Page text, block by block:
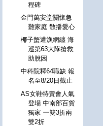
程碑
金門萬安堂關懷急
難家庭 散播愛心
椰子蟹遭漁網纏 海
巡第63大隊搶救
助脫困
中科院釋64職缺 報
名至8/20日截止
AS女鞋特賣會人氣
登場 中南部百貨
獨家 一雙3折兩
雙2折